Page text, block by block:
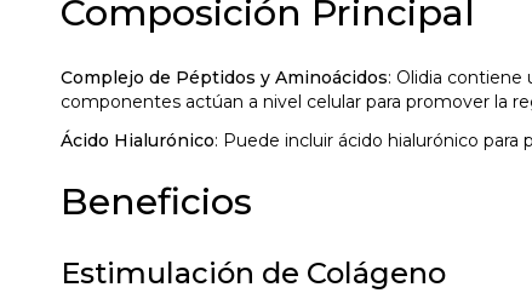
Composición Principal
Complejo de Péptidos y Aminoácidos: Olidia contiene
componentes actúan a nivel celular para promover la
Ácido Hialurónico: Puede incluir ácido hialurónico para
Beneficios
Estimulación de Colágeno